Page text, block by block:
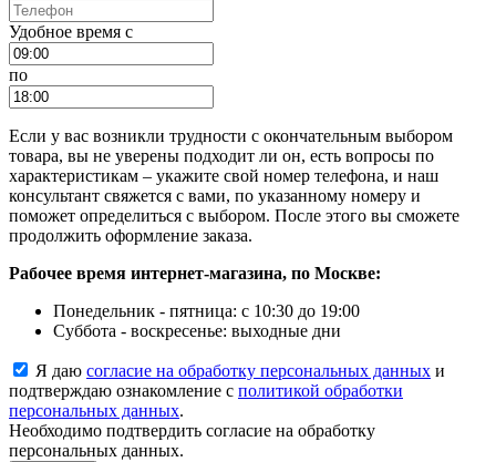
Удобное время c
по
Если у вас возникли трудности с окончательным выбором
товара, вы не уверены подходит ли он, есть вопросы по
характеристикам – укажите свой номер телефона, и наш
консультант свяжется с вами, по указанному номеру и
поможет определиться с выбором. После этого вы сможете
продолжить оформление заказа.
Рабочее время интернет-магазина, по Москве:
Понедельник - пятница: с 10:30 до 19:00
Суббота - воскресенье: выходные дни
Я даю согласие на обработку персональных данных и
подтверждаю ознакомление с политикой обработки
персональных данных.
Необходимо подтвердить согласие на обработку
персональных данных.